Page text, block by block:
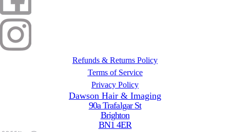
Refunds & Returns Policy
Terms of Service
Privacy Policy
Dawson Hair & Imaging
90a Trafalgar St
Brighton
BN1 4ER